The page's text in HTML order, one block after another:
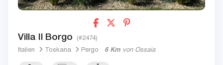
Villa Il Borgo (#2474)
Italien Toskana Pergo 6 Km von Ossaia